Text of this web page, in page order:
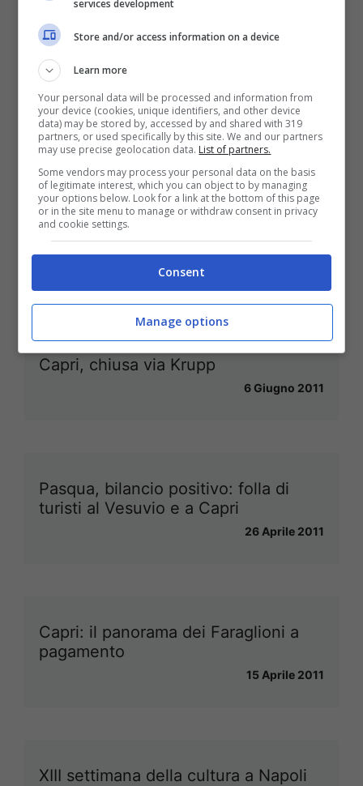
Sospesa dal 24 luglio al 4 settembre
la navetta Dante-Università
17 Luglio 2011
Al via i saldi estivi: parole d’ordine
risparmio e spensieratezza
Capri, chiusa via Krupp
6 Giugno 2011
Pasqua, bilancio positivo: folla di
turisti al Vesuvio e a Capri
26 Aprile 2011
Capri: il panorama dei Faraglioni a
pagamento
15 Aprile 2011
XIII settimana della cultura a Napoli
services development
Store and/or access information on a device
Learn more
Your personal data will be processed and information from
your device (cookies, unique identifiers, and other device
data) may be stored by, accessed by and shared with 319
partners, or used specifically by this site. We and our partners
may use precise geolocation data. List of partners.
Some vendors may process your personal data on the basis
of legitimate interest, which you can object to by managing
your options below. Look for a link at the bottom of this page
or in the site menu to manage or withdraw consent in privacy
and cookie settings.
Consent
Manage options